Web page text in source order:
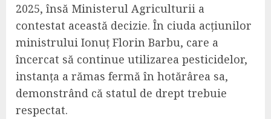
2025, însă Ministerul Agriculturii a
contestat această decizie. În ciuda acțiunilor
ministrului Ionuț Florin Barbu, care a
încercat să continue utilizarea pesticidelor,
instanța a rămas fermă în hotărârea sa,
demonstrând că statul de drept trebuie
respectat.